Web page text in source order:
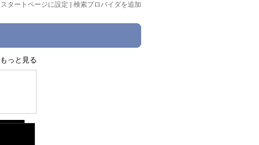
スタートページに設定 | 検索プロバイダを追加
もっと見る